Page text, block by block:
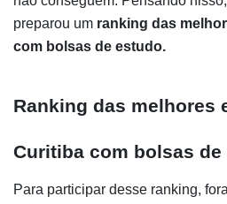
preparou um ranking das
com bolsas de estudo.
Ranking das melhores
Curitiba com bolsas de
Para participar desse ranking,